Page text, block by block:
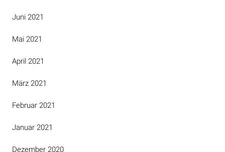
Juni 2021
Mai 2021
April 2021
März 2021
Februar 2021
Januar 2021
Dezember 2020